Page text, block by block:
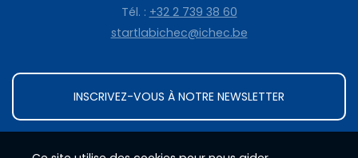
Tél. : +32 2 739 38 60
startlabichec@ichec.be
INSCRIVEZ-VOUS À NOTRE NEWSLETTER